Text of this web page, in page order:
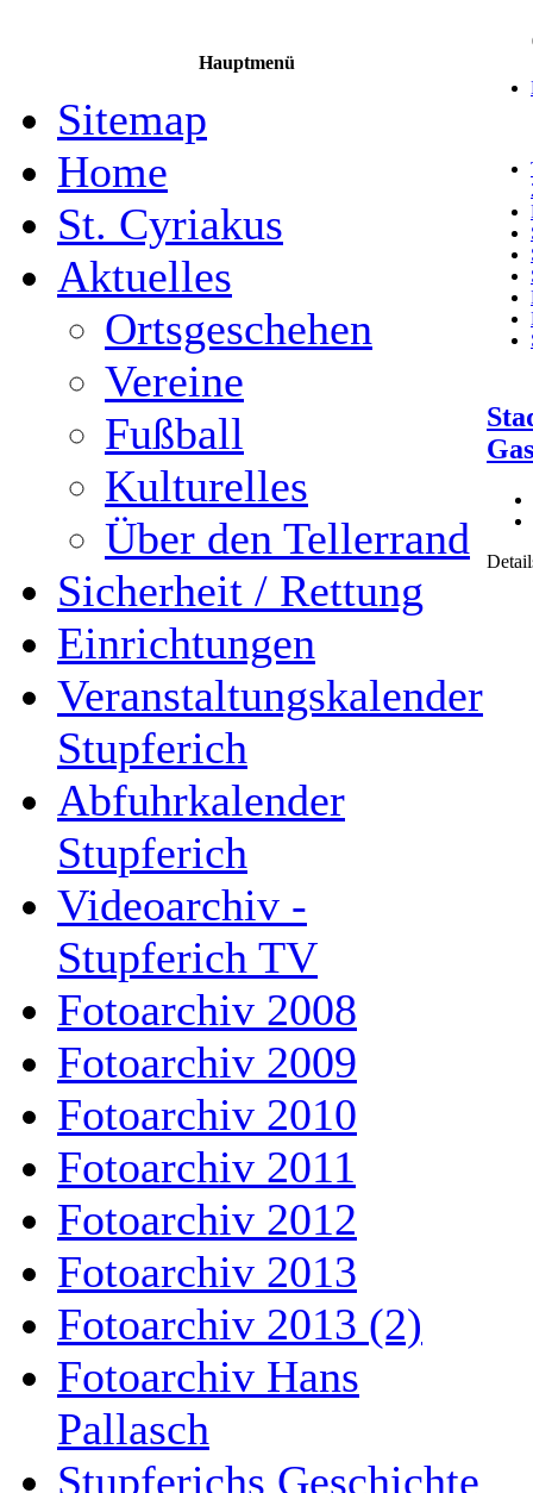
Hauptmenü
Sitemap
Home
St. Cyriakus
Aktuelles
Ortsgeschehen
Vereine
Fußball
Kulturelles
Über den Tellerrand
Sicherheit / Rettung
Einrichtungen
Veranstaltungskalender
Stupferich
Abfuhrkalender
Stupferich
Videoarchiv -
Stupferich TV
Fotoarchiv 2008
Fotoarchiv 2009
Fotoarchiv 2010
Fotoarchiv 2011
Fotoarchiv 2012
Fotoarchiv 2013
Fotoarchiv 2013 (2)
Fotoarchiv Hans
Pallasch
Stupferichs Geschichte